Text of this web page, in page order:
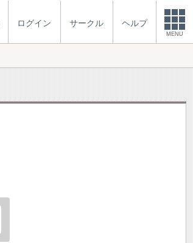
ログイン サークル ヘルプ
MENU